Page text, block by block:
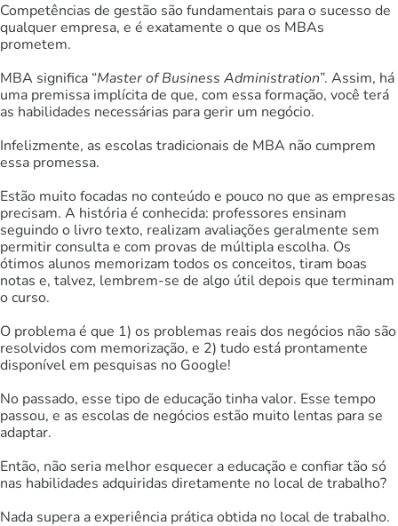
Competências de gestão são fundamentais para o sucesso de
qualquer empresa, e é exatamente o que os MBAs
prometem.
MBA significa “Master of Business Administration”. Assim, há
uma premissa implícita de que, com essa formação, você terá
as habilidades necessárias para gerir um negócio.
Infelizmente, as escolas tradicionais de MBA não cumprem
essa promessa.
Estão muito focadas no conteúdo e pouco no que as empresas
precisam. A história é conhecida: professores ensinam
seguindo o livro texto, realizam avaliações geralmente sem
permitir consulta e com provas de múltipla escolha. Os
ótimos alunos memorizam todos os conceitos, tiram boas
notas e, talvez, lembrem-se de algo útil depois que terminam
o curso.
O problema é que 1) os problemas reais dos negócios não são
resolvidos com memorização, e 2) tudo está prontamente
disponível em pesquisas no Google!
No passado, esse tipo de educação tinha valor. Esse tempo
passou, e as escolas de negócios estão muito lentas para se
adaptar.
Então, não seria melhor esquecer a educação e confiar tão só
nas habilidades adquiridas diretamente no local de trabalho?
Nada supera a experiência prática obtida no local de trabalho.